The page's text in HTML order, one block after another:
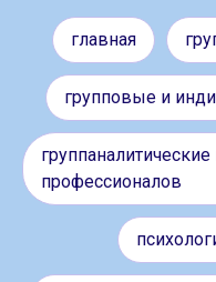
главная
групповые и
профессионалов